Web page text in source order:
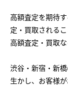
高額査定を期待
定・買取される
高額査定・買取
渋谷・新宿・新
生かし、お客様